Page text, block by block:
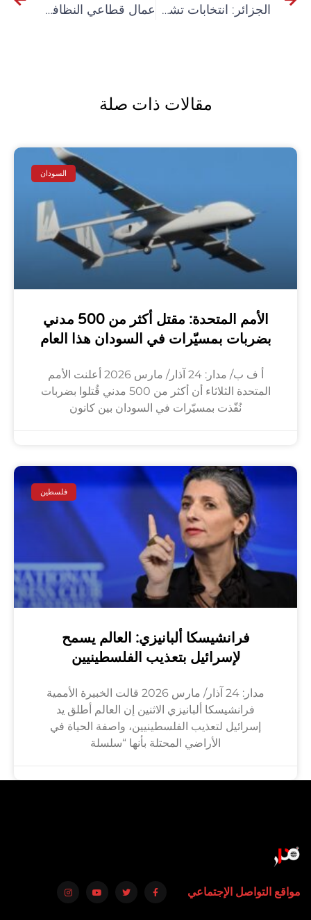
الجزائر: انتخابات تشريعية بطعم المقاطعة الواسعة عمال قطاعي النظافة والصحة في مواجهة الوباء والاضطهاد
مقالات ذات صلة
السودان
الأمم المتحدة: مقتل أكثر من 500 مدني
بضربات بمسيّرات في السودان هذا العام
أ ف ب/ مدار: 24 آذار/ مارس 2026 أعلنت الأمم
المتحدة الثلاثاء أن أكثر من 500 مدني قُتلوا بضربات
نُفّذت بمسيّرات في السودان بين كانون
فلسطين
فرانشيسكا ألبانيزي: العالم يسمح
لإسرائيل بتعذيب الفلسطينيين
مدار: 24 آذار/ مارس 2026 قالت الخبيرة الأممية
فرانشيسكا ألبانيزي الاثنين إن العالم أطلق يد
إسرائيل لتعذيب الفلسطينيين، واصفة الحياة في
الأراضي المحتلة بأنها “سلسلة
مواقع التواصل الإجتماعي